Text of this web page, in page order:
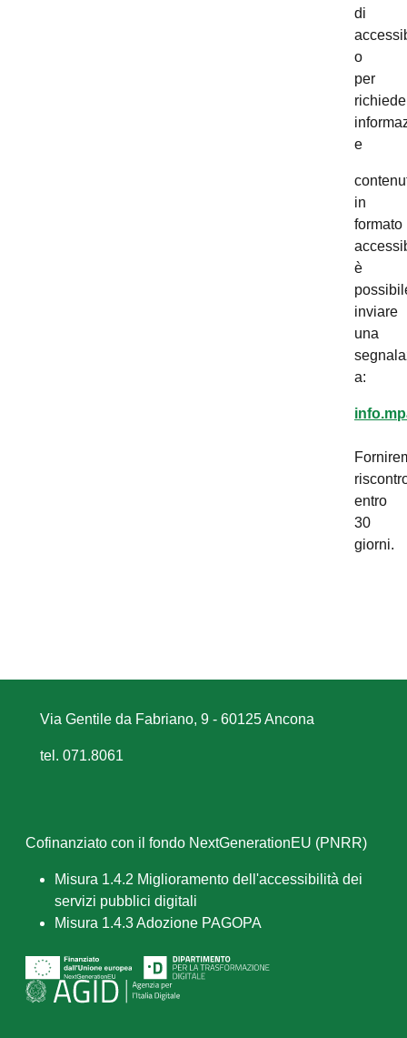
di
o
per
e
in
formato
è
inviare
una
a:
entro
30
giorni.
Via Gentile da Fabriano, 9 - 60125 Ancona
tel. 071.8061
Cofinanziato con il fondo NextGenerationEU (PNRR)
Misura 1.4.2 Miglioramento dell'accessibilità dei
servizi pubblici digitali
Misura 1.4.3 Adozione PAGOPA